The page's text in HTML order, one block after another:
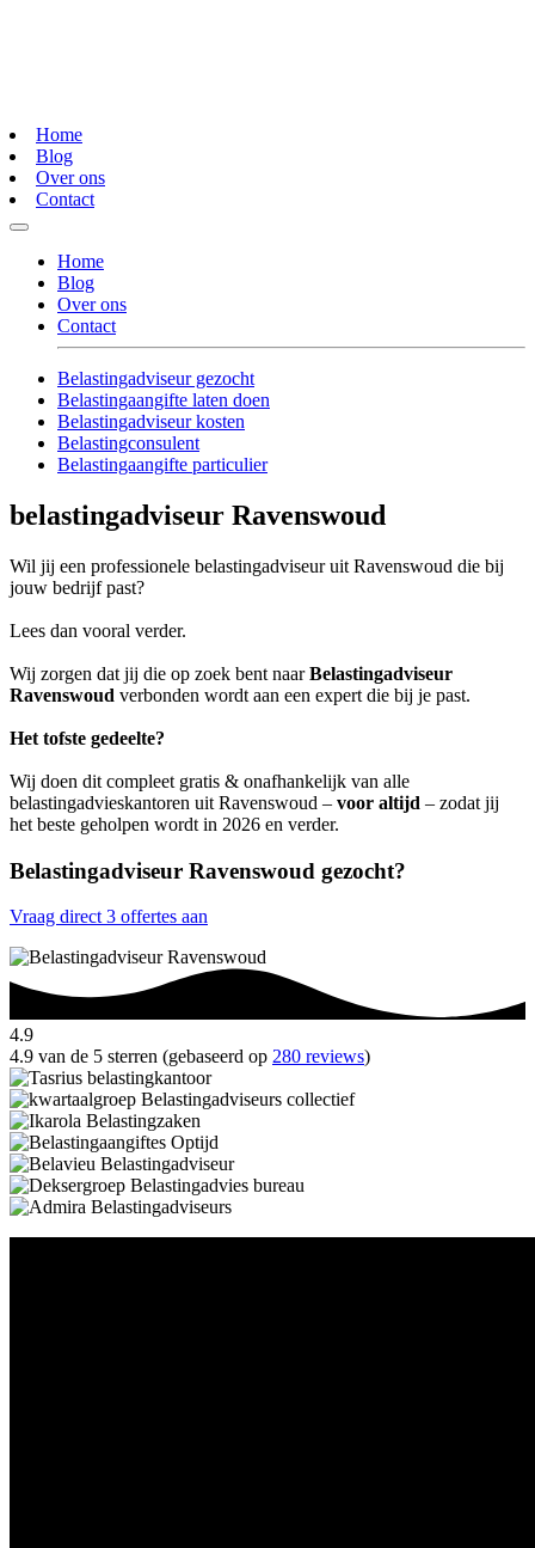
Home
Blog
Over ons
Contact
Home
Blog
Over ons
Contact
Belastingadviseur gezocht
Belastingaangifte laten doen
Belastingadviseur kosten
Belastingconsulent
Belastingaangifte particulier
belastingadviseur Ravenswoud
Wil jij een professionele belastingadviseur uit Ravenswoud die bij
jouw bedrijf past?
Lees dan vooral verder.
Wij zorgen dat jij die op zoek bent naarBelastingadviseur
Ravenswoud verbonden wordt aan een expert die bij je past.
Het tofste gedeelte?
Wij doen dit compleet gratis & onafhankelijk van alle
belastingadvieskantoren uit Ravenswoud – voor altijd – zodat jij
het beste geholpen wordt in 2026 en verder.
Belastingadviseur Ravenswoud gezocht?
Vraag direct 3 offertes aan
4.9
4.9 van de 5 sterren (gebaseerd op 280 reviews)